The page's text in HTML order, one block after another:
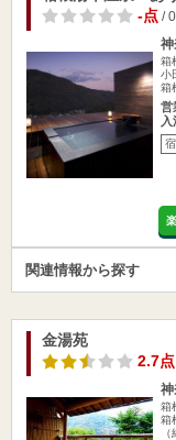
-点/
神
箱
小
箱
営
入
関連情報から探す
金湯苑
2.7点
神
箱
箱